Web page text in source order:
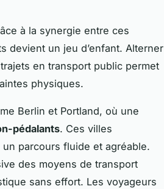
à la synergie entre ces
devient un jeu d’enfant. Alterner
en transport public permet
physiques.
Berlin et Portland, où une
pédalants. Ces villes
parcours fluide et agréable.
des moyens de transport
sans effort. Les voyageurs